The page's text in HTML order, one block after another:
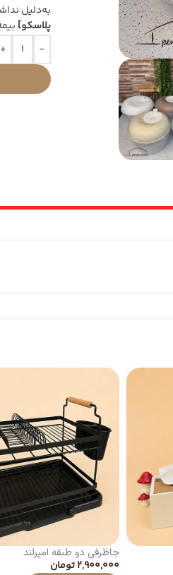
به‌دلیل
پلاسکو]
-
+
جاظرفی دو طبقه امپرلند
2,900,000تومان